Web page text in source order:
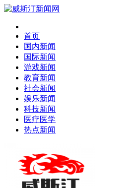
首页
国内新闻
国际新闻
游戏新闻
教育新闻
社会新闻
娱乐新闻
科技新闻
医疗医学
热点新闻